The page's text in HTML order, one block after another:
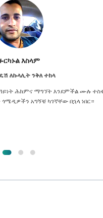
እስላም
ለኩላሊት ንቅለ ተከላ
ሕክምና ማግኘት እንደምችል ሙሉ
ጎሜዲዎችን አግኝቼ ካገኛቸው በኋላ ነበር።